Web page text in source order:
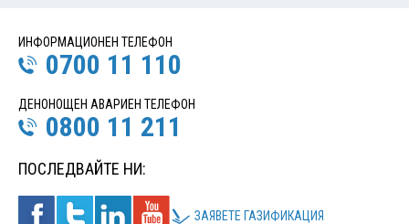
ИНФОРМАЦИОНЕН ТЕЛЕФОН
0700 11 110
ДЕНОНОЩЕН АВАРИЕН ТЕЛЕФОН
0800 11 211
ПОСЛЕДВАЙТЕ НИ:
ЗАЯВЕТЕ ГАЗИФИКАЦИЯ